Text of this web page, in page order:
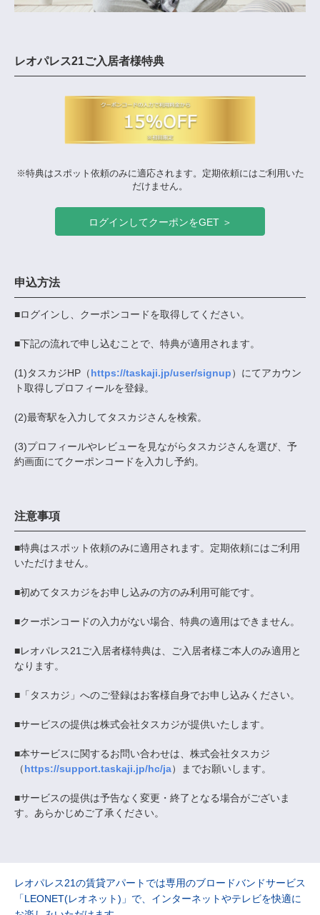
レオパレス21ご入居者様特典
※特典はスポット依頼のみに適応されます。定期依頼にはご利用いた
だけません。
ログインしてクーポンをGET ＞
申込方法
■ログインし、クーポンコードを取得してください。
■下記の流れで申し込むことで、特典が適用されます。
(1)タスカジHP（ https://taskaji.jp/user/signup ）にてアカウン
ト取得しプロフィールを登録。
(2)最寄駅を入力してタスカジさんを検索。
(3)プロフィールやレビューを見ながらタスカジさんを選び、予
約画面にてクーポンコードを入力し予約。
注意事項
■特典はスポット依頼のみに適用されます。定期依頼にはご利用
いただけません。
■初めてタスカジをお申し込みの方のみ利用可能です。
■クーポンコードの入力がない場合、特典の適用はできません。
■レオパレス21ご入居者様特典は、ご入居者様ご本人のみ適用と
なります。
■「タスカジ」へのご登録はお客様自身でお申し込みください。
■サービスの提供は株式会社タスカジが提供いたします。
■本サービスに関するお問い合わせは、株式会社タスカジ
（ https://support.taskaji.jp/hc/ja ）までお願いします。
■サービスの提供は予告なく変更・終了となる場合がございま
す。あらかじめご了承ください。
レオパレス21の賃貸アパートでは専用のブロードバンドサービス
「LEONET(レオネット)」で、インターネットやテレビを快適に